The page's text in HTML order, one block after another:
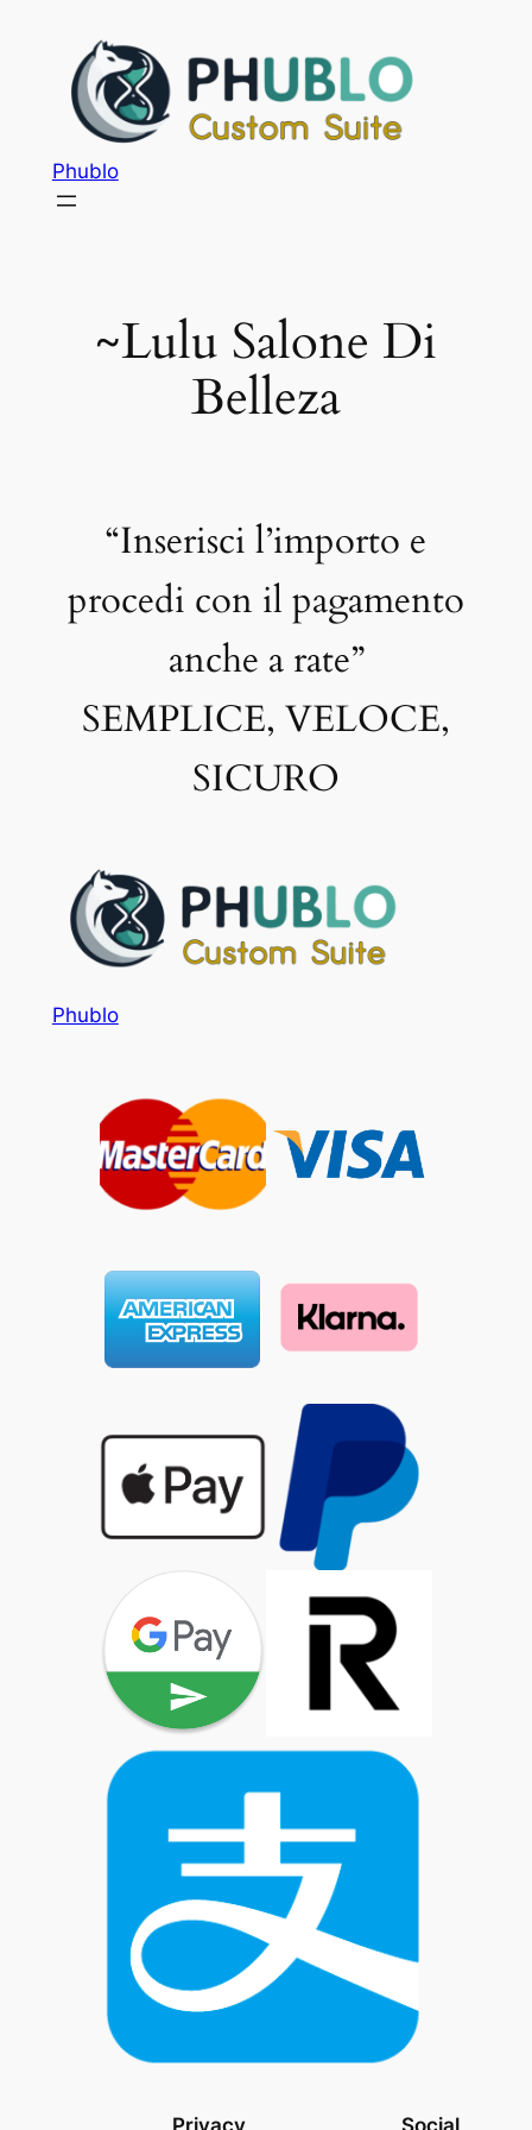
Phublo
~Lulu Salone Di
Belleza
“Inserisci l’importo e
procedi con il pagamento
anche a rate”
SEMPLICE, VELOCE,
SICURO
Phublo